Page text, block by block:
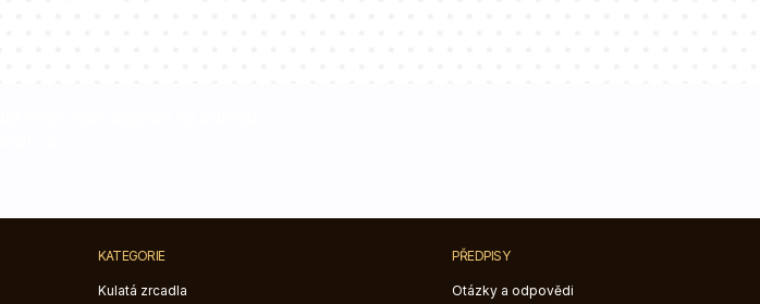
KATEGORIE
Kulatá zrcadla
PŘEDPISY
Otázky a odpovědi